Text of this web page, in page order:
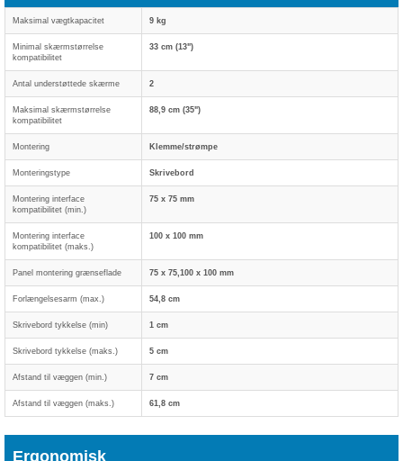
Maksimal vægtkapacitet 9 kg
Minimal skærmstørrelse
kompatibilitet
33 cm (13")
Antal understøttede skærme 2
Maksimal skærmstørrelse
kompatibilitet
88,9 cm (35")
Montering Klemme/strømpe
Monteringstype Skrivebord
Montering interface
kompatibilitet (min.)
75 x 75 mm
Montering interface
kompatibilitet (maks.)
100 x 100 mm
Panel montering grænseflade 75 x 75,100 x 100 mm
Forlængelsesarm (max.) 54,8 cm
Skrivebord tykkelse (min) 1 cm
Skrivebord tykkelse (maks.) 5 cm
Afstand til væggen (min.) 7 cm
Afstand til væggen (maks.) 61,8 cm
Ergonomisk